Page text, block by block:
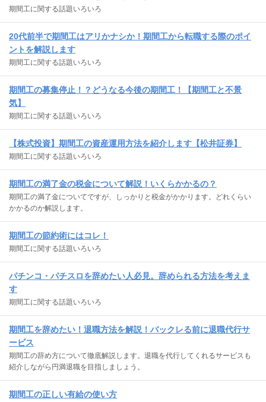
期間工に関する話題いろいろ
20代前半で期間工はアリかナシか！期間工から転職する際のポイ
ントを解説します
期間工に関する話題いろいろ
期間工の募集停止！？どうなる今後の期間工！【期間工と不景
気】
期間工に関する話題いろいろ
【株式投資】期間工の資産運用方法を紹介します【松井証券】
期間工に関する話題いろいろ
期間工の満了金の税金について解説！いくらかかるの？
期間工の満了金についてですが、しっかりと税金がかかります。どれくらい
かかるのか解説します。
期間工の節約術にはコレ！
期間工に関する話題いろいろ
パチンコ・パチスロを辞めたい人必見。辞められる方法を考えま
す
期間工に関する話題いろいろ
期間工を辞めたい！退職方法を解説！バックレる前に退職代行サ
ービス
期間工の辞め方について徹底解説します。退職を代行してくれるサービスも
紹介しながら円満退職を目指しましょう。
期間工の正しい有給の使い方